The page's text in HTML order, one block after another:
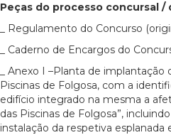
Peças do processo concursal
_ Regulamento do Concurso
_ Caderno de Encargos do
_ Anexo I –Planta de
Piscinas de Folgosa, com a
edifício integrado na mesma a
das Piscinas de Folgosa”,
instalação da respetiva esplanada